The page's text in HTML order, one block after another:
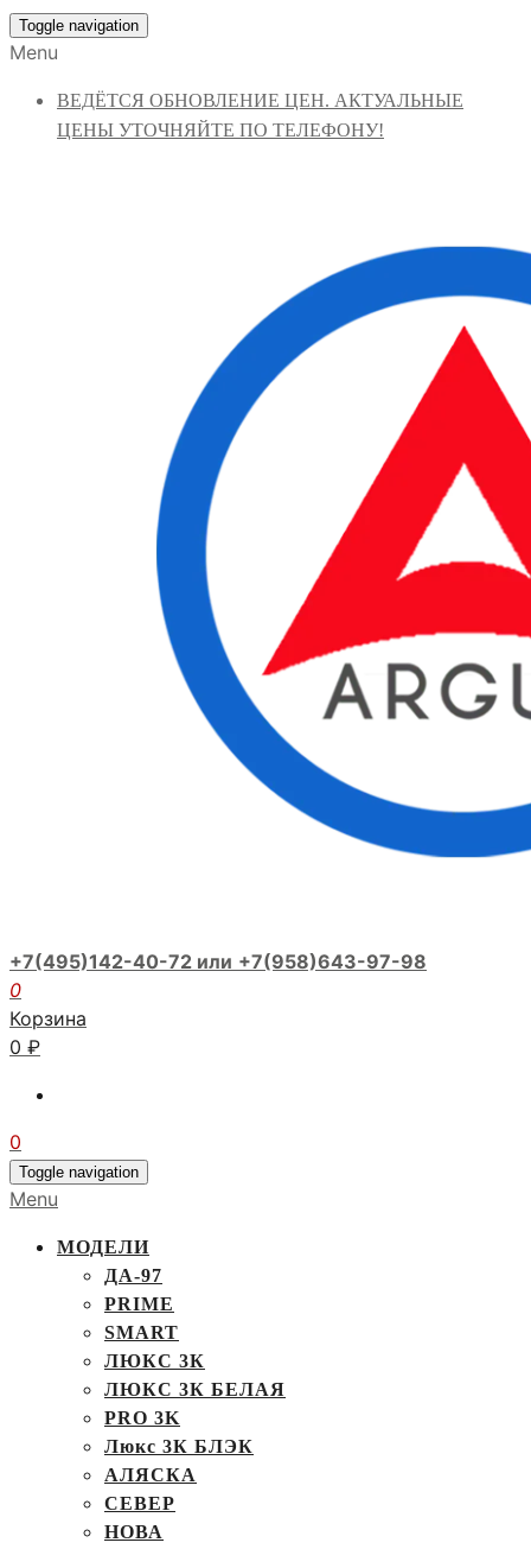
Toggle navigation
Menu
ВЕДЁТСЯ ОБНОВЛЕНИЕ ЦЕН. АКТУАЛЬНЫЕ
ЦЕНЫ УТОЧНЯЙТЕ ПО ТЕЛЕФОНУ!
+7(495)142-40-72 или +7(958)643-97-98
0
Корзина
0 ₽
0
Toggle navigation
Menu
МОДЕЛИ
ДА-97
PRIME
SMART
ЛЮКС 3К
ЛЮКС 3К БЕЛАЯ
PRO 3K
Люкс 3К БЛЭК
АЛЯСКА
СЕВЕР
НОВА